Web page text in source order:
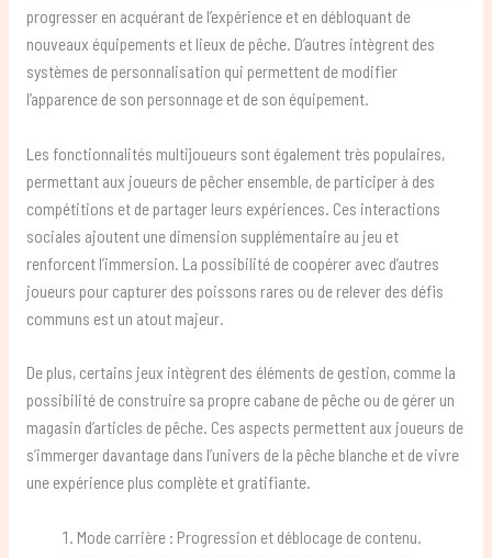
progresser en acquérant de l’expérience et en débloquant de
nouveaux équipements et lieux de pêche. D’autres intègrent des
systèmes de personnalisation qui permettent de modifier
l’apparence de son personnage et de son équipement.
Les fonctionnalités multijoueurs sont également très populaires,
permettant aux joueurs de pêcher ensemble, de participer à des
compétitions et de partager leurs expériences. Ces interactions
sociales ajoutent une dimension supplémentaire au jeu et
renforcent l’immersion. La possibilité de coopérer avec d’autres
joueurs pour capturer des poissons rares ou de relever des défis
communs est un atout majeur.
De plus, certains jeux intègrent des éléments de gestion, comme la
possibilité de construire sa propre cabane de pêche ou de gérer un
magasin d’articles de pêche. Ces aspects permettent aux joueurs de
s’immerger davantage dans l’univers de la pêche blanche et de vivre
une expérience plus complète et gratifiante.
Mode carrière : Progression et déblocage de contenu.